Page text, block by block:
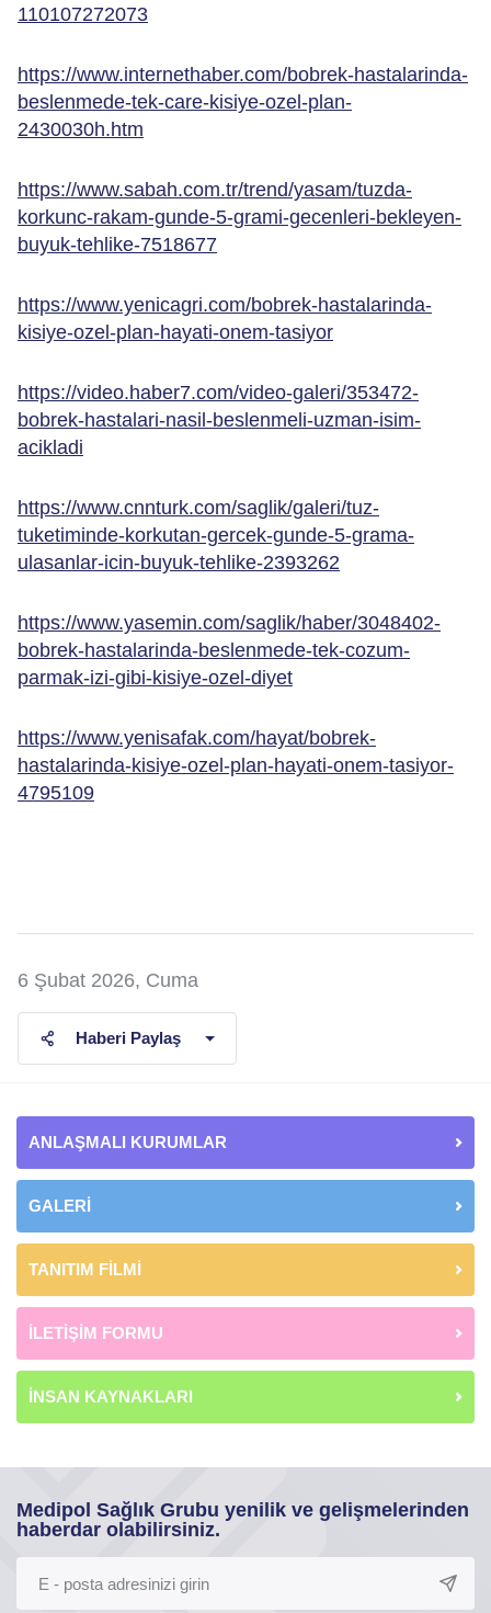
110107272073
https://www.internethaber.com/bobrek-hastalarinda-
beslenmede-tek-care-kisiye-ozel-plan-
2430030h.htm
https://www.sabah.com.tr/trend/yasam/tuzda-
korkunc-rakam-gunde-5-grami-gecenleri-bekleyen-
buyuk-tehlike-7518677
https://www.yenicagri.com/bobrek-hastalarinda-
kisiye-ozel-plan-hayati-onem-tasiyor
https://video.haber7.com/video-galeri/353472-
bobrek-hastalari-nasil-beslenmeli-uzman-isim-
acikladi
https://www.cnnturk.com/saglik/galeri/tuz-
tuketiminde-korkutan-gercek-gunde-5-grama-
ulasanlar-icin-buyuk-tehlike-2393262
https://www.yasemin.com/saglik/haber/3048402-
bobrek-hastalarinda-beslenmede-tek-cozum-
parmak-izi-gibi-kisiye-ozel-diyet
https://www.yenisafak.com/hayat/bobrek-
hastalarinda-kisiye-ozel-plan-hayati-onem-tasiyor-
4795109
6 Şubat 2026, Cuma
Haberi Paylaş
ANLAŞMALI KURUMLAR
GALERİ
TANITIM FİLMİ
İLETİŞİM FORMU
İNSAN KAYNAKLARI
Medipol Sağlık Grubu yenilik ve gelişmelerinden
haberdar olabilirsiniz.